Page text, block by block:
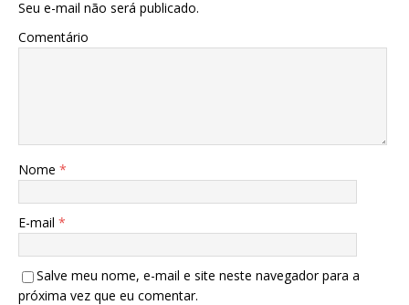
Seu e-mail não será publicado.
Comentário
Nome *
E-mail *
Salve meu nome, e-mail e site neste navegador para a
próxima vez que eu comentar.